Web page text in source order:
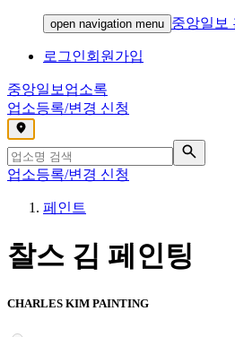
open navigation menu 중앙일보
로그인회원가입
중앙일보 업소록
업소등록/변경 신청
,
업소등록/변경 신청
페인트
찰스 김 페인팅
CHARLES KIM PAINTING